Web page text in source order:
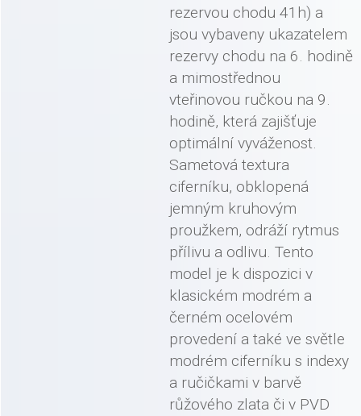
rezervou chodu 41h) a
jsou vybaveny ukazatelem
rezervy chodu na 6. hodině
a mimostřednou
vteřinovou ručkou na 9.
hodině, která zajišťuje
optimální vyváženost.
Sametová textura
ciferníku, obklopená
jemným kruhovým
proužkem, odráží rytmus
přílivu a odlivu. Tento
model je k dispozici v
klasickém modrém a
černém ocelovém
provedení a také ve světle
modrém ciferníku s indexy
a ručičkami v barvě
růžového zlata či v PVD